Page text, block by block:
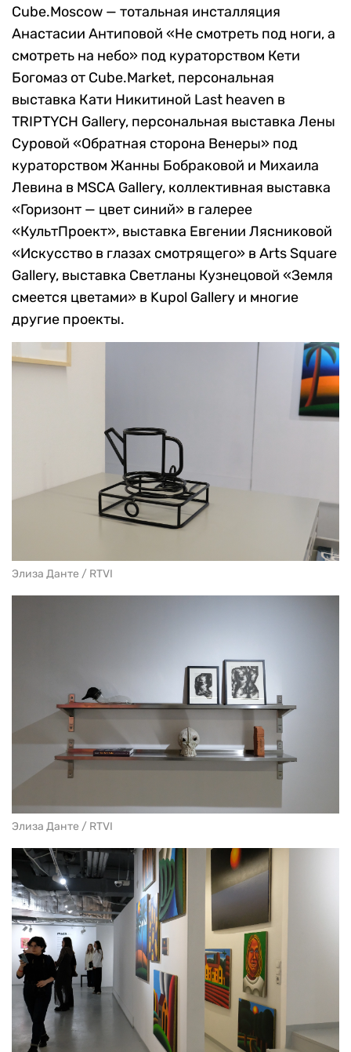
Cube.Moscow — тотальная инсталляция
Анастасии Антиповой «Не смотреть под ноги, а
смотреть на небо» под кураторством Кети
Богомаз от Cube.Market, персональная
выставка Кати Никитиной Last heaven в
TRIPTYCH Gallery, персональная выставка Лены
Суровой «Обратная сторона Венеры» под
кураторством Жанны Бобраковой и Михаила
Левина в MSCA Gallery, коллективная выставка
«Горизонт — цвет синий» в галерее
«КультПроект», выставка Евгении Лясниковой
«Искусство в глазах смотрящего» в Arts Square
Gallery, выставка Светланы Кузнецовой «Земля
смеется цветами» в Kupol Gallery и многие
другие проекты.
Элиза Данте / RTVI
Элиза Данте / RTVI